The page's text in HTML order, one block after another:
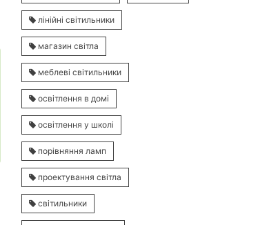
лінійні світильники
магазин світла
меблеві світильники
освітлення в домі
освітлення у школі
порівняння ламп
проектування світла
світильники